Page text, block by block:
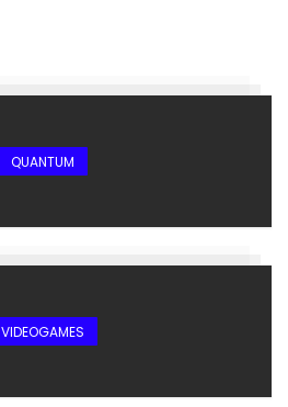
QUANTUM
VIDEOGAMES